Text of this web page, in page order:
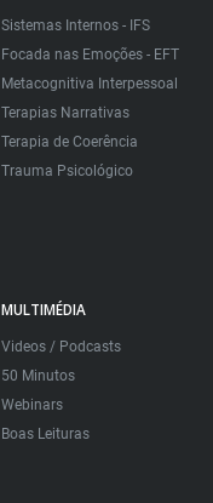
Sistemas Internos - IFS
Focada nas Emoções - EFT
Metacognitiva Interpessoal
Terapias Narrativas
Terapia de Coerência
Trauma Psicológico
MULTIMÉDIA
Videos / Podcasts
50 Minutos
Webinars
Boas Leituras